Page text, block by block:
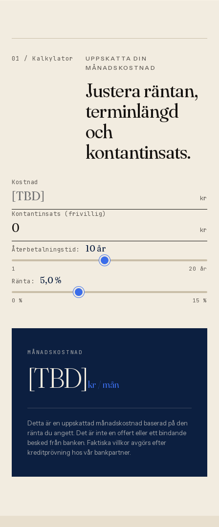
01 / Kalkylator
UPPSKATTA DIN
MÅNADSKOSTNAD
Justera räntan,
terminlängd
och
kontantinsats.
Kostnad
kr
Kontantinsats (frivillig)
kr
Återbetalningstid: 10 år
1 20 år
Ränta: 5,0 %
0 % 15 %
MÅNADSKOSTNAD
[TBD]kr / mån
Detta är en uppskattad månadskostnad baserad på den
ränta du angett. Det är inte en offert eller ett bindande
besked från banken. Faktiska villkor avgörs efter
kreditprövning hos vår bankpartner.